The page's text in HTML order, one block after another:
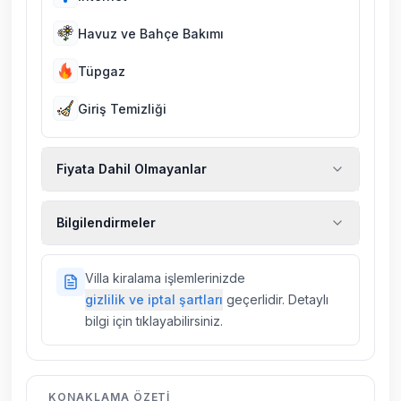
Havuz ve Bahçe Bakımı
Tüpgaz
Giriş Temizliği
Fiyata Dahil Olmayanlar
sigortaları fiyatlara dahil değildir.
Bilgilendirmeler
villalarımızda düzenli olarak ilaçlama
yapılmaktadır. Buna rağmen çevrede
kelebek, böcek, sinek vs. bulunma ihtimali
Villa kiralama işlemlerinizde
gizlilik ve iptal şartları geçerlidir. Detaylı
bilgi için tıklayabilirsiniz.
KONAKLAMA ÖZETI